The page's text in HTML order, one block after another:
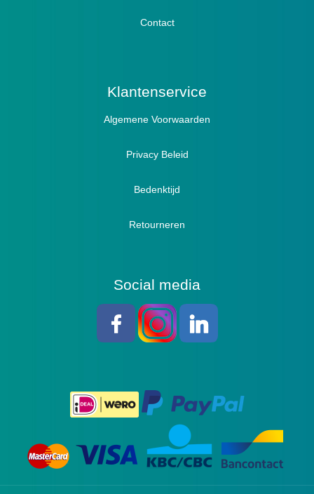
Lymph / Oedeem
Actief
Pantoffels
Sandalen
Hamertenen
Contact
Klantenservice
Algemene Voorwaarden
Privacy Beleid
Bedenktijd
Retourneren
Social media